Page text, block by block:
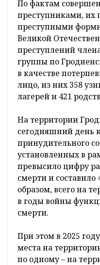
По фактам
преступниками, их
преступными
Великой
преступлений
группы по
в качестве
лицо, из них 358
лагерей и 421
На территории
сегодняшний день
принудительного
установленных в
превысило цифру
смерти и
образом, всего на
в годы войны
смерти.
При этом в 2025
места на
по одному – на